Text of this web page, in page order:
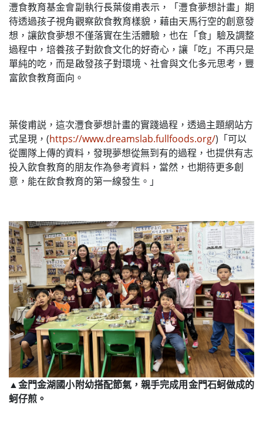
灃食教育基金會副執行長葉俊甫表示，「灃食夢想計畫」期
待透過孩子視角觀察飲食教育樣貌，藉由天馬行空的創意發
想，讓飲食夢想不僅落實在生活體驗，也在「食」驗及調整
過程中，培養孩子對飲食文化的好奇心，讓「吃」不再只是
單純的吃，而是啟發孩子對環境、社會與文化多元思考，豐
富飲食教育面向。
葉俊甫説，這次灃食夢想計畫的實踐過程，透過主題網站方
式呈現，(https://www.dreamslab.fullfoods.org/)「可以
從團隊上傳的資料，發現夢想從無到有的過程，也提供有志
投入飲食教育的朋友作為參考資料，當然，也期待更多創
意，能在飲食教育的第一線發生。」
▲金門金湖國小附幼搭配節氣，親手完成用金門石蚵做成的
蚵仔煎。